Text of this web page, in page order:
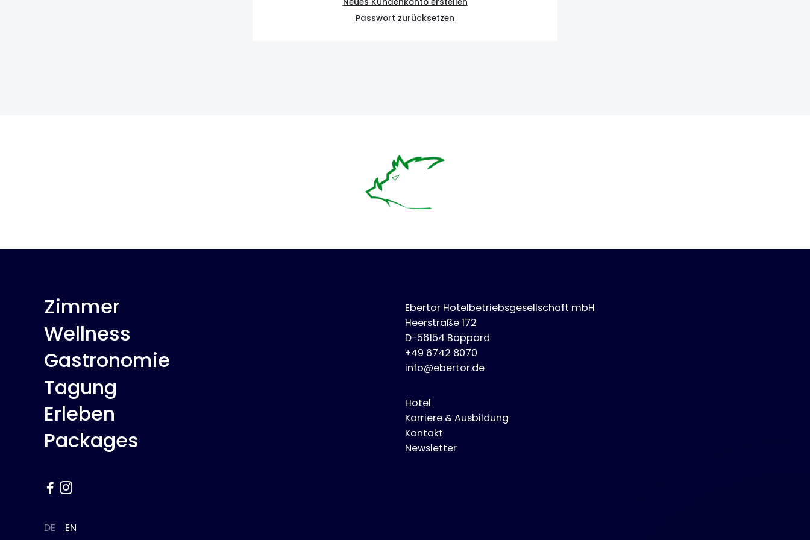
Passwort zurücksetzen
Zimmer
Wellness
Gastronomie
Tagung
Erleben
Packages
 
DE EN
Ebertor Hotelbetriebsgesellschaft mbH
Heerstraße 172
D-56154 Boppard
+49 6742 8070
info@ebertor.de
Hotel
Karriere & Ausbildung
Kontakt
Newsletter